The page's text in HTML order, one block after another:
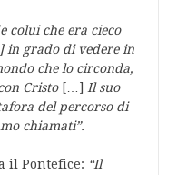
colui che era cieco
in grado di vedere in
che lo circonda,
Cristo […] Il suo
del percorso di
chiamati”.
il Pontefice: “Il